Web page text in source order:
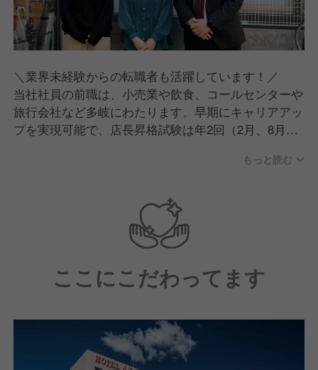
＼業界未経験からの転職者も活躍しています！／
当社社員の前職は、小売業や飲食、コールセンターや
旅行会社など多岐にわたります。早期にキャリアアッ
プを実現可能で、店長昇格試験は年2回（2月、8月）
意欲があれば、どんな方でも活躍できる環境です。
□テキパキとした接客スタイルを好む方
□サービス業でキャリアを築きたい方
□プライベートも大切にしながら働きたい方
もっと読む
ここにこだわってます